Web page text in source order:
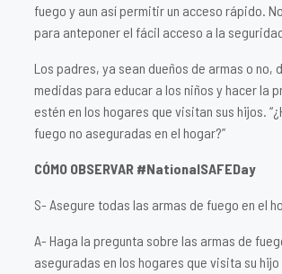
fuego y aun así permitir un acceso rápido.
para anteponer el fácil acceso a la
Los padres, ya sean dueños de armas o no,
medidas para educar a los niños y hacer la
estén en los hogares que visitan sus hijos.
fuego no aseguradas en el hogar?”
CÓMO OBSERVAR #NationalSAFEDay
S- Asegure todas las armas de fuego en el
A- Haga la pregunta sobre las armas de
aseguradas en los hogares que visita su hijo